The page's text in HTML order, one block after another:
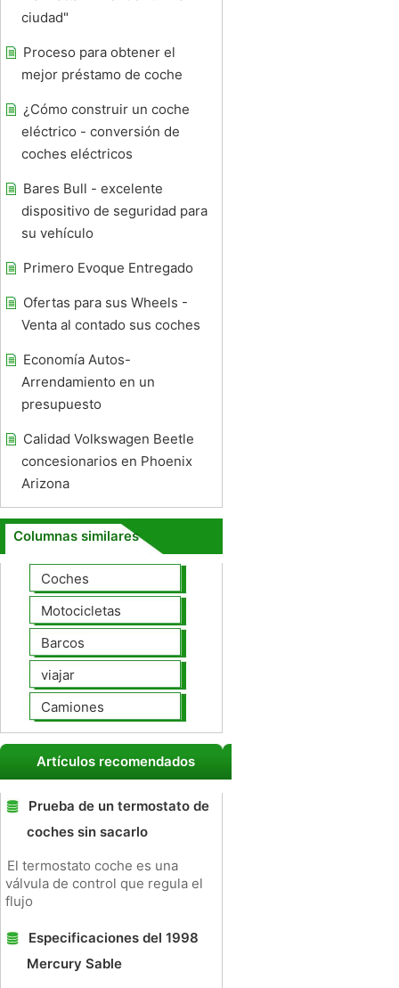
ciudad"
Proceso para obtener el
mejor préstamo de coche
¿Cómo construir un coche
eléctrico - conversión de
coches eléctricos
Bares Bull - excelente
dispositivo de seguridad para
su vehículo
Primero Evoque Entregado
Ofertas para sus Wheels -
Venta al contado sus coches
Economía Autos-
Arrendamiento en un
presupuesto
Calidad Volkswagen Beetle
concesionarios en Phoenix
Arizona
Columnas similares
Coches
Motocicletas
Barcos
viajar
Camiones
Artículos recomendados
Prueba de un termostato de
coches sin sacarlo
El termostato coche es una
válvula de control que regula el
flujo
Especificaciones del 1998
Mercury Sable